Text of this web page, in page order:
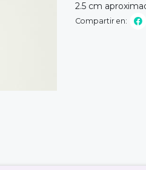
2.5 cm
Compartir en: